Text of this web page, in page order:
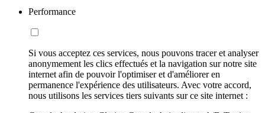
Performance
Si vous acceptez ces services, nous pouvons tracer et analyser
anonymement les clics effectués et la navigation sur notre site
internet afin de pouvoir l'optimiser et d'améliorer en
permanence l'expérience des utilisateurs. Avec votre accord,
nous utilisons les services tiers suivants sur ce site internet :